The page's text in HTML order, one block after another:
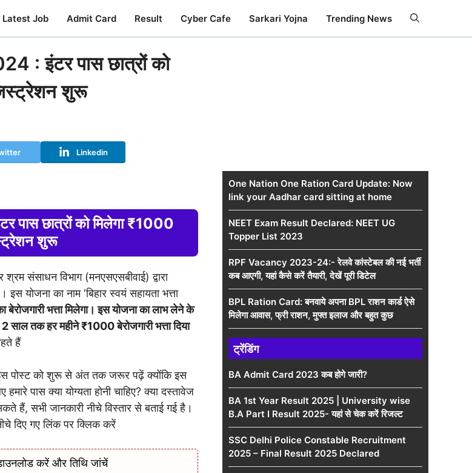
Latest Job Admit Card Result Cyber Cafe Sarkari Yojna Trending News
: इंटर पास छात्रों को
शुरू
Linkedin
छात्रों को मिलेगा ₹1000
शुरू
श्रम संसाधन विभाग (मनएसएसबीवाई) द्वारा
योजना का नाम ‘बिहार स्वयं सहायता भत्ता
भत्ता मिलेगा। इस योजना का लाभ लेने के
तक हर महीने ₹1000 बेरोजगारी भत्ता दिया
हैं
इस पोस्ट को शुरू से अंत तक जरूर पढ़ें क्योंकि इस
पास क्या योग्यता होनी चाहिए? क्या दस्तावेज
हैं, सभी जानकारी नीचे विस्तार से बताई गई है।
दिए गए लिंक पर क्लिक करें
करें और तिथि जांचें
One Nation One Ration Card Update: Now
link your Aadhar card sitting at home
NEET Exam Result Declared: NEET UG
Topper List 2023
RPF Vacancy 2023-24:- रेलवे कांस्टेबल की नई भर्ती
कब आएगी, यहां कैसे करें तैयारी, देखें पूरी डिटेल
BPL Ration Card: बनवाये अपना BPL राशन कार्ड ऐसे
मिलेगा आवास, फ्री राशन, मुफ्त इलाज और बहुत कुछ
ट्रेंडिंग
BA Admit Card 2023 कब होगे जारी?
BA 1st Year Result 2025 | University wise
B.A Part I Result 2025- यहां से चेक करें रिजल्ट
SSC Delhi Police Constable Recruitment
2025 – Final Result 2025 Declared